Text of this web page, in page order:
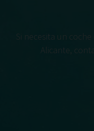
Si necesita un
Alicante,